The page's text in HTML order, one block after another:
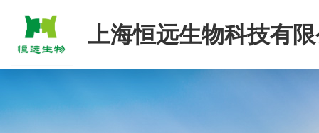
上海恒远生物科技有